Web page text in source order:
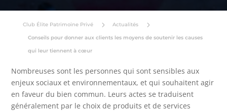
Club Élite Patrimoine Privé 5 Actualités 5
Conseils pour donner aux clients les moyens de soutenir les causes
qui leur tiennent à cœur
Nombreuses sont les personnes qui sont sensibles aux
enjeux sociaux et environnementaux, et qui souhaitent agir
en faveur du bien commun. Leurs actes se traduisent
généralement par le choix de produits et de services